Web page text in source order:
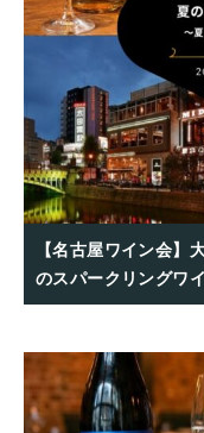
【名古屋ワイン会】
のスパークリングワ